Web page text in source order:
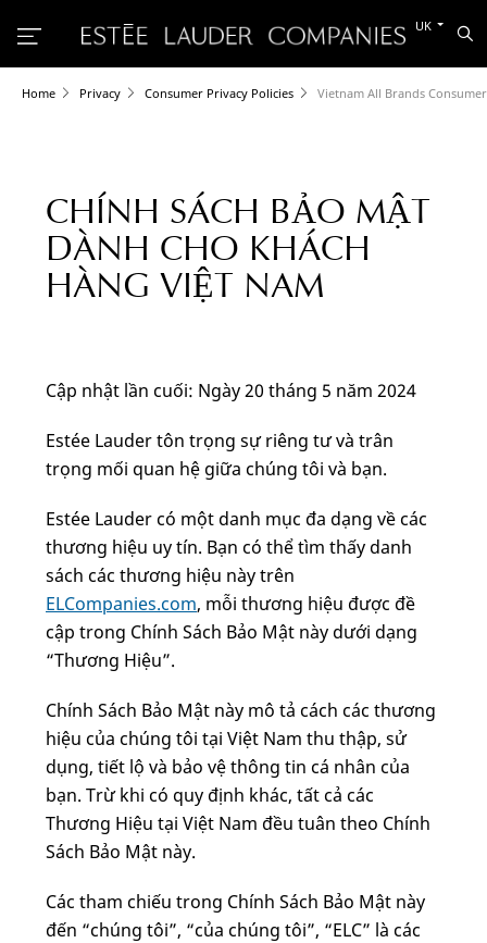
Switch
other
language
UK
Home Privacy Consumer Privacy Policies Vietnam All Brands
CHÍNH SÁCH BẢO MẬT
DÀNH CHO KHÁCH
HÀNG VIỆT NAM
Cập nhật lần cuối: Ngày 20 tháng 5 năm 2024
Estée Lauder tôn trọng sự riêng tư và trân
trọng mối quan hệ giữa chúng tôi và bạn.
Estée Lauder có một danh mục đa dạng về các
thương hiệu uy tín. Bạn có thể tìm thấy danh
sách các thương hiệu này trên
ELCompanies.com, mỗi thương hiệu được đề
cập trong Chính Sách Bảo Mật này dưới dạng
“Thương Hiệu”.
Chính Sách Bảo Mật này mô tả cách các thương
hiệu của chúng tôi tại Việt Nam thu thập, sử
dụng, tiết lộ và bảo vệ thông tin cá nhân của
bạn. Trừ khi có quy định khác, tất cả các
Thương Hiệu tại Việt Nam đều tuân theo Chính
Sách Bảo Mật này.
Các tham chiếu trong Chính Sách Bảo Mật này
đến “chúng tôi”, “của chúng tôi”, “ELC” là các